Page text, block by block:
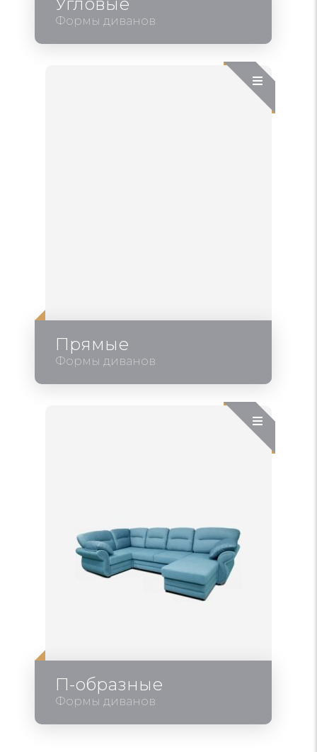
Формы диванов
Прямые
Формы диванов
П-образные
Формы диванов